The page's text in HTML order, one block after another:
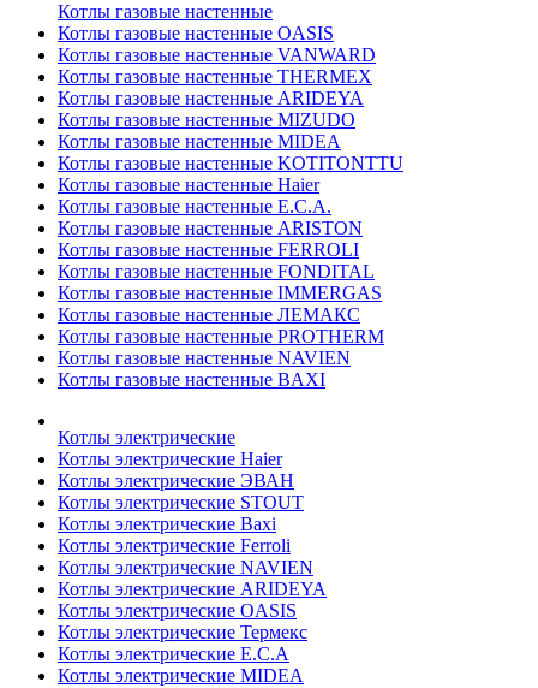
Котлы газовые настенные
Котлы газовые настенные OASIS
Котлы газовые настенные VANWARD
Котлы газовые настенные THERMEX
Котлы газовые настенные ARIDEYA
Котлы газовые настенные MIZUDO
Котлы газовые настенные MIDEA
Котлы газовые настенные KOTITONTTU
Котлы газовые настенные Haier
Котлы газовые настенные E.C.A.
Котлы газовые настенные ARISTON
Котлы газовые настенные FERROLI
Котлы газовые настенные FONDITAL
Котлы газовые настенные IMMERGAS
Котлы газовые настенные ЛЕМАКС
Котлы газовые настенные PROTHERM
Котлы газовые настенные NAVIEN
Котлы газовые настенные BAXI
Котлы электрические
Котлы электрические Haier
Котлы электрические ЭВАН
Котлы электрические STOUT
Котлы электрические Baxi
Котлы электрические Ferroli
Котлы электрические NAVIEN
Котлы электрические ARIDEYA
Котлы электрические OASIS
Котлы электрические Термекс
Котлы электрические E.C.A
Котлы электрические MIDEA